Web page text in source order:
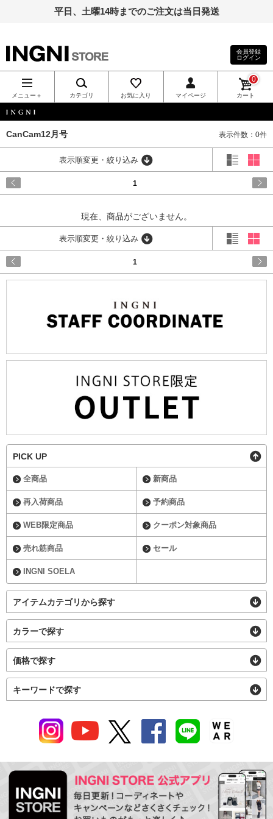
平日、土曜14時までのご注文は当日発送
INGNI（イン
グ）公式通
販｜INGNI
STORE
会員登録
ログイン
メニュー＋ カテゴリ お気に入り マイページ カート
0
CanCam12月号 表示件数：0件
表示順変更・絞り込み
1
現在、商品がございません。
表示順変更・絞り込み
1
PICK UP
全商品 新商品
再入荷商品 予約商品
WEB限定商品 クーポン対象商品
売れ筋商品 セール
INGNI SOELA
アイテムカテゴリから探す
カラーで探す
価格で探す
キーワードで探す